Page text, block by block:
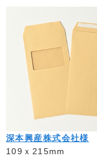
深本興産株式会社様
109ｘ215mm